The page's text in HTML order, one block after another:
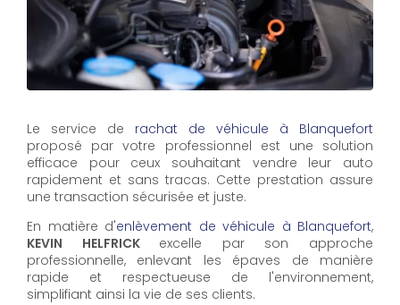
Le service de rachat de véhicule à Blanquefort
proposé par votre professionnel est une solution
efficace pour ceux souhaitant vendre leur auto
rapidement et sans tracas. Cette prestation assure
une transaction sécurisée et juste.
En matière d'enlèvement de véhicule à Blanquefort,
KEVIN HELFRICK excelle par son approche
professionnelle, enlevant les épaves de manière
rapide et respectueuse de l'environnement,
simplifiant ainsi la vie de ses clients.